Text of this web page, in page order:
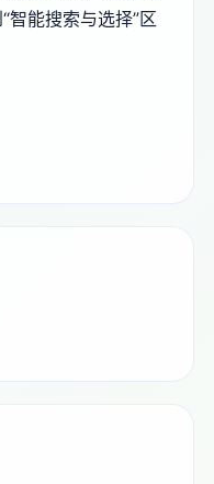
智能搜索与选择”区